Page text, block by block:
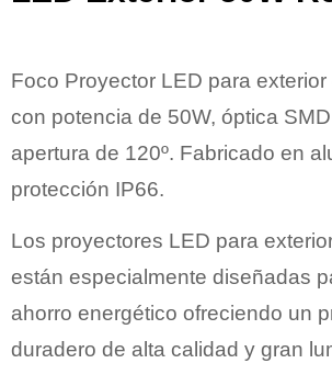
Foco Proyector LED para
con potencia de 50W, óptica
apertura de 120º. Fabricado en
protección IP66.
Los proyectores LED para
están especialmente diseñadas
ahorro energético ofreciendo un
duradero de alta calidad y gran